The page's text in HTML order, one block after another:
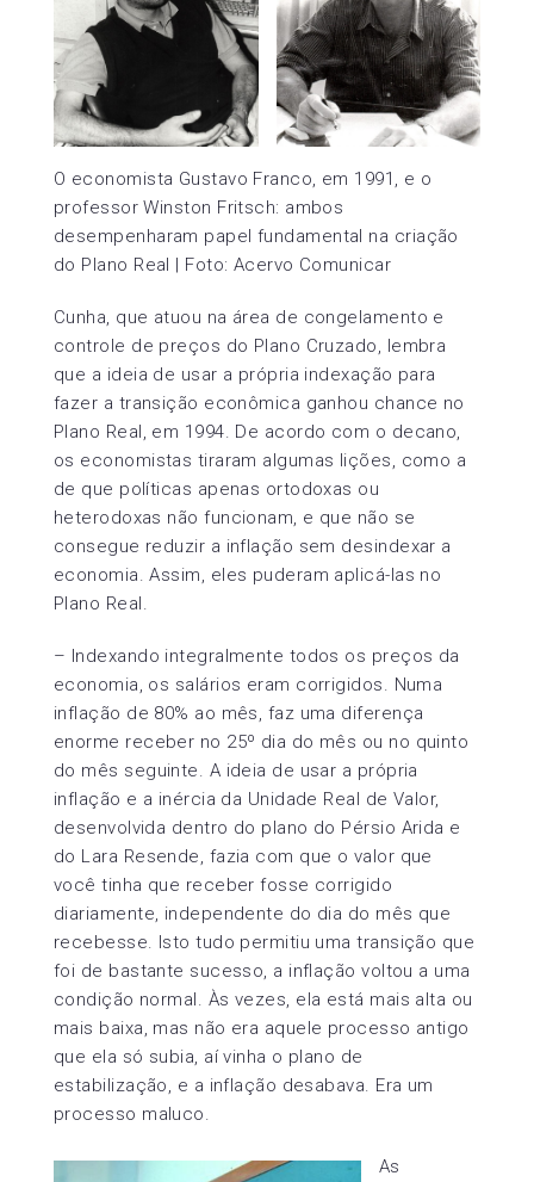
O economista Gustavo Franco, em 1991, e o
professor Winston Fritsch: ambos
desempenharam papel fundamental na criação
do Plano Real | Foto: Acervo Comunicar
Cunha, que atuou na área de congelamento e
controle de preços do Plano Cruzado, lembra
que a ideia de usar a própria indexação para
fazer a transição econômica ganhou chance no
Plano Real, em 1994. De acordo com o decano,
os economistas tiraram algumas lições, como a
de que políticas apenas ortodoxas ou
heterodoxas não funcionam, e que não se
consegue reduzir a inflação sem desindexar a
economia. Assim, eles puderam aplicá-las no
Plano Real.
– Indexando integralmente todos os preços da
economia, os salários eram corrigidos. Numa
inflação de 80% ao mês, faz uma diferença
enorme receber no 25º dia do mês ou no quinto
do mês seguinte. A ideia de usar a própria
inflação e a inércia da Unidade Real de Valor,
desenvolvida dentro do plano do Pérsio Arida e
do Lara Resende, fazia com que o valor que
você tinha que receber fosse corrigido
diariamente, independente do dia do mês que
recebesse. Isto tudo permitiu uma transição que
foi de bastante sucesso, a inflação voltou a uma
condição normal. Às vezes, ela está mais alta ou
mais baixa, mas não era aquele processo antigo
que ela só subia, aí vinha o plano de
estabilização, e a inflação desabava. Era um
processo maluco.
As